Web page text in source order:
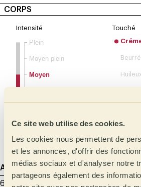
Ce site web utilise des cookies.
Les cookies nous permettent de
et les annonces, d'offrir des
médias sociaux et d'analyser notre
partageons également des
CORPS
Intensité
Moyen
Moyen plein
Plein
Touché
Beurré
Velouté
Agtron
65 - Clair moyen
Torréfaction
8.00 min